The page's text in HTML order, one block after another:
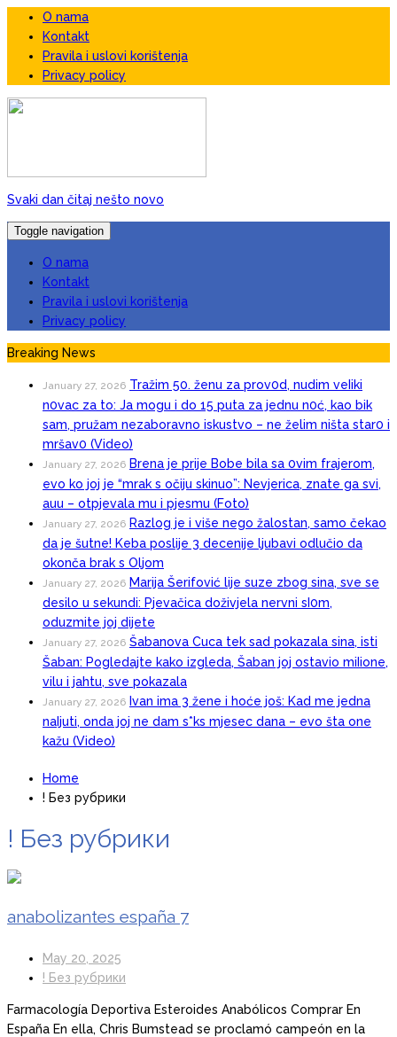
O nama
Kontakt
Pravila i uslovi korištenja
Privacy policy
Svaki dan čitaj nešto novo
Toggle navigation
O nama
Kontakt
Pravila i uslovi korištenja
Privacy policy
Breaking News
January 27, 2026 Tražim 50. ženu za prov0d, nudim veIiki
n0vac za to: Ja mogu i do 15 puta za jednu n0ć, kao bik
sam, pružam nezaboravno iskustvo – ne želim ništa star0 i
mršav0 (Video)
January 27, 2026 Brena je prije Bobe bila sa 0vim frajerom,
evo ko joj je “mrak s očiju skinuo”: Nevjerica, znate ga svi,
auu – otpjevala mu i pjesmu (Foto)
January 27, 2026 Razlog je i više nego žalostan, samo čekao
da je šutne! Keba poslije 3 decenije ljubavi odlučio da
okonča brak s Oljom
January 27, 2026 Marija Šerifović lije suze zbog sina, sve se
desilo u sekundi: Pjevačica doživjela nervni sI0m,
oduzmite joj dijete
January 27, 2026 Šabanova Cuca tek sad pokazala sina, isti
Šaban: Pogledajte kako izgleda, Šaban joj ostavio miIione,
vilu i jahtu, sve pokazala
January 27, 2026 Ivan ima 3 žene i hoće još: Kad me jedna
naIjuti, onda joj ne dam s*ks mjesec dana – evo šta one
kažu (Video)
Home
! Без рубрики
! Без рубрики
anabolizantes españa 7
May 20, 2025
! Без рубрики
Farmacología Deportiva Esteroides Anabólicos Comprar En
España En ella, Chris Bumstead se proclamó campeón en la